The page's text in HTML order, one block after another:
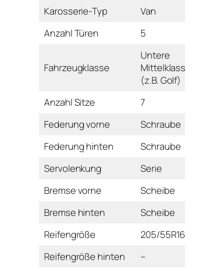
Karosserie-Typ
Van
Anzahl Türen
5
Fahrzeugklasse
Untere
Mittelklasse
(z.B. Golf)
Anzahl Sitze
7
Federung vorne
Schraube
Federung hinten
Schraube
Servolenkung
Serie
Bremse vorne
Scheibe
Bremse hinten
Scheibe
Reifengröße
205/55R16H
Reifengröße hinten
–